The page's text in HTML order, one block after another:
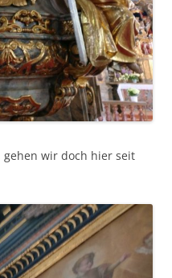
gehen wir doch hier seit